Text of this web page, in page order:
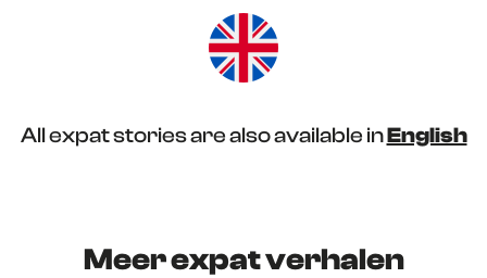
All expat stories are also available inEnglish
Meer expat verhalen